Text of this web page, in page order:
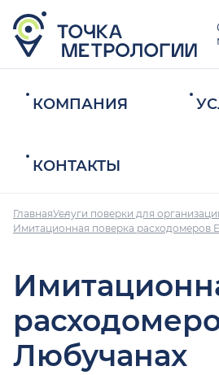
КОМПАНИЯ
КОНТАКТЫ
ГлавнаяУслуги поверки для
Имитационная поверка расходомеров
Любучанах